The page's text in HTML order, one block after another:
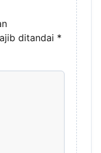
ditandai *